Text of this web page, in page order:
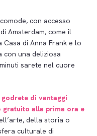
con accesso
Amsterdam, come il
Casa di Anna Frank e lo
con una deliziosa
sarete nel cuore
di vantaggi
alla prima ora e
della storia o
culturale di